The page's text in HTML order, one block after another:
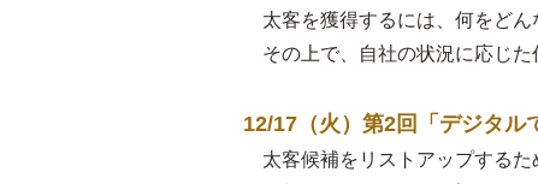
太客を獲得するには、何をどん
その上で、自社の状況に応じた
12/17（火）第2回「デジタル
太客候補をリストアップするた